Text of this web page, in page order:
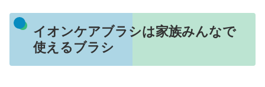
イオンケアブラシは家族みんなで
使えるブラシ